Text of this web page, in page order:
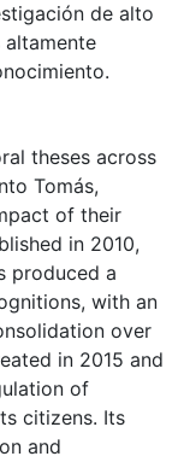
de alto
theses across
Tomás,
of their
in 2010,
produced a
with an
over
in 2015 and
of
citizens. Its
and